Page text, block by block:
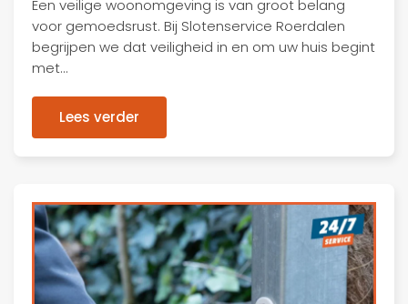
Een veilige woonomgeving is van groot belang
voor gemoedsrust. Bij Slotenservice Roerdalen
begrijpen we dat veiligheid in en om uw huis begint
met…
Lees verder